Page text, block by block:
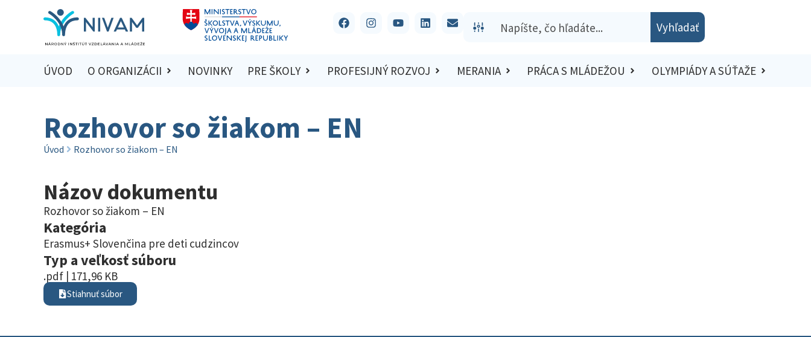
Vyhľadať
ÚVOD O ORGANIZÁCII NOVINKY PRE ŠKOLY PROFESIJNÝ ROZVOJ MERANIA PRÁCA S MLÁDEŽOU OLYMPIÁDY A SÚŤAŽE
Rozhovor so žiakom – EN
Úvod Rozhovor so žiakom – EN
Názov dokumentu
Rozhovor so žiakom – EN
Kategória
Erasmus+ Slovenčina pre deti cudzincov
Typ a veľkosť súboru
.pdf | 171,96 KB
Stiahnuť súbor